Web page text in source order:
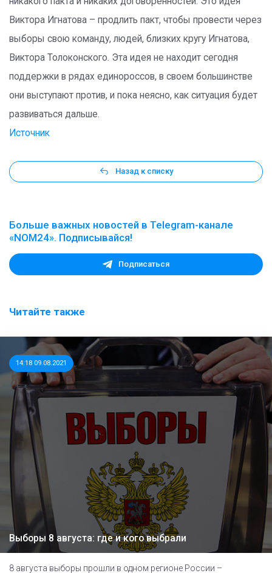
Виктора Игнатова – продлить пакт, чтобы провести через
выборы свою команду, людей, близких кругу Игнатова,
Виктора Толоконского. Эта идея не находит сегодня
поддержки в рядах единороссов, в своем большинстве
они выступают против, и пока неясно, как ситуация будет
развиваться дальше.
Источник
Назад к списку
Больше важных новостей в Telegram-канале
«NOM24». Подписывайся!
Подписаться
Читайте также
14:18 09.08.2021
Выборы 8 августа: где и кого выбрали
8 августа выборы прошли в одном регионе России –